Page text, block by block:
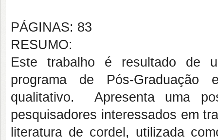
PÁGINAS: 83
RESUMO:
Este trabalho é resultado de
programa de Pós-
qualitativo. Apresenta uma
pesquisadores interessados em
literatura de cordel, utilizada